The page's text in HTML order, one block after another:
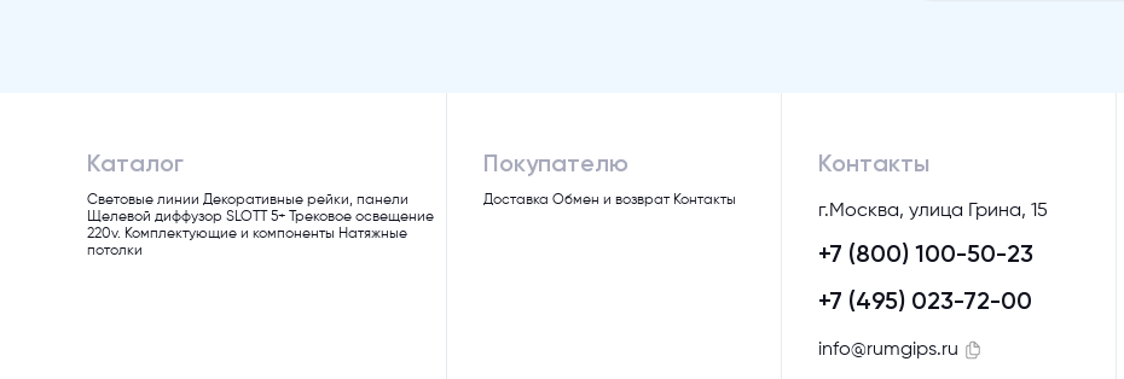
Каталог
Световые линии Декоративные рейки, панели
Щелевой диффузор SLOTT 5+
Трековое освещение
220v. Комплектующие и компоненты Натяжные
потолки
Покупателю
Доставка Обмен и возврат Контакты
Контакты
г.Москва, улица Грина, 15
+7 (800) 100-50-23
+7 (495) 023-72-00
info@rumgips.ru